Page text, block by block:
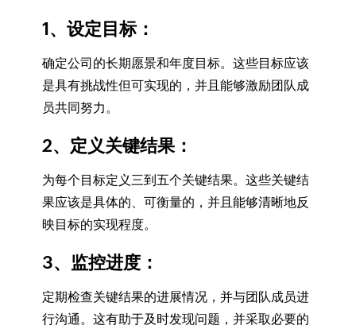
1、设定目标：
确定公司的长期愿景和年度目标。这些目标应该
是具有挑战性但可实现的，并且能够激励团队成
员共同努力。
2、定义关键结果：
为每个目标定义三到五个关键结果。这些关键结
果应该是具体的、可衡量的，并且能够清晰地反
映目标的实现程度。
3、监控进度：
定期检查关键结果的进展情况，并与团队成员进
行沟通。这有助于及时发现问题，并采取必要的